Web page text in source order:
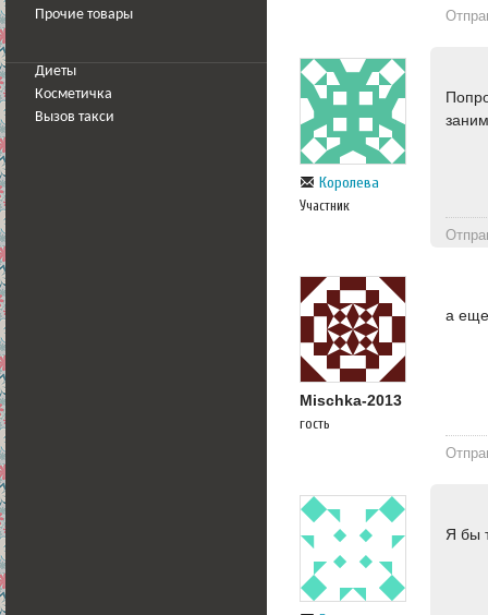
Прочие товары
Диеты
Косметичка
Вызов такси
Королева
Участник
Mischka-2013
гость
а еще
Я бы